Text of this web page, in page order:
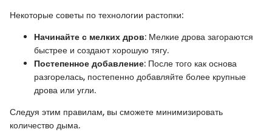
Некоторые советы по технологии растопки:
Начинайте с мелких дров: Мелкие дрова загораются
быстрее и создают хорошую тягу.
Постепенное добавление: После того как основа
разгорелась, постепенно добавляйте более крупные
дрова или угли.
Следуя этим правилам, вы сможете минимизировать
количество дыма.